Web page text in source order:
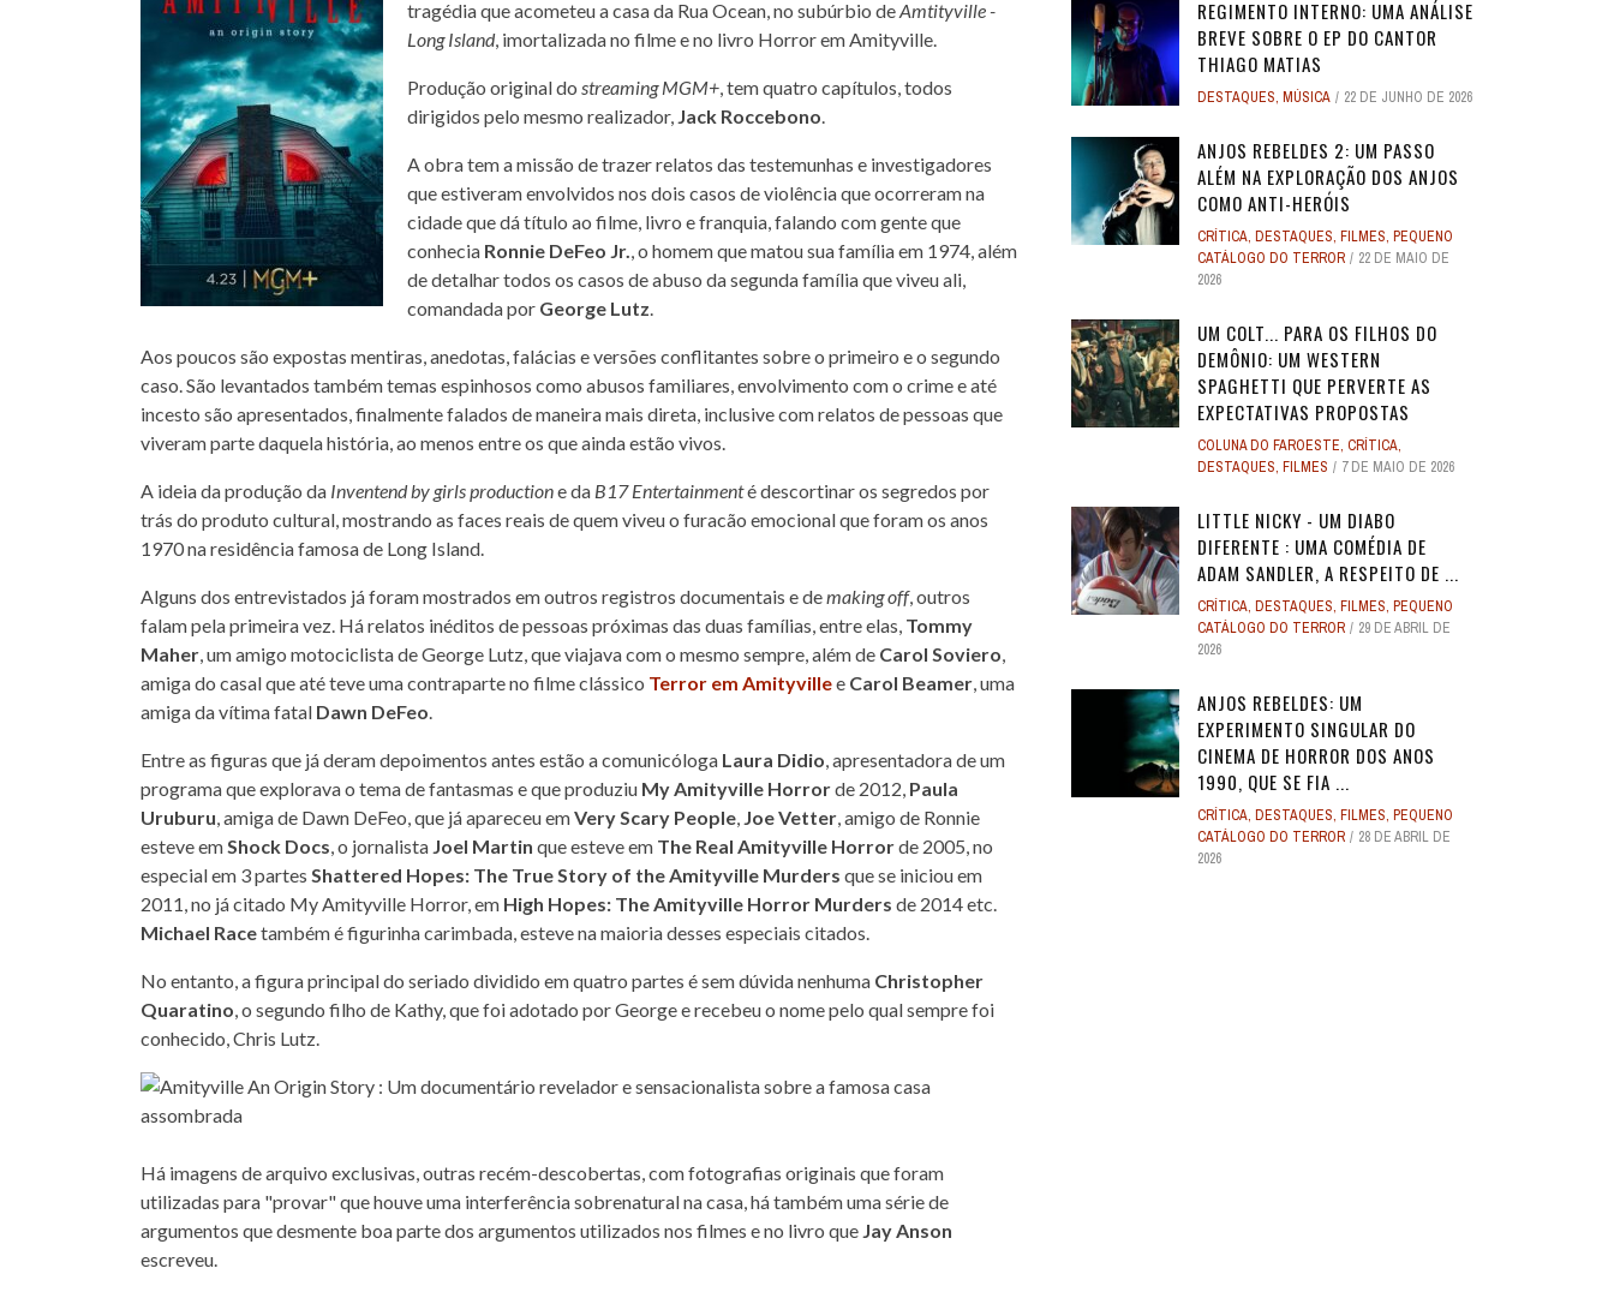
tragédia que acometeu a casa da Rua Ocean, no subúrbio deAmtityville -
Long Island, imortalizada no filme e no livro Horror em Amityville.
Produção original do streaming MGM+, tem quatro capítulos, todos
dirigidos pelo mesmo realizador, Jack Roccebono.
A obra tem a missão de trazer relatos das testemunhas e investigadores
que estiveram envolvidos nos dois casos de violência que ocorreram na
cidade que dá título ao filme, livro e franquia, falando com gente que
conhecia Ronnie DeFeo Jr., o homem que matou sua família em 1974, além
de detalhar todos os casos de abuso da segunda família que viveu ali,
comandada por George Lutz.
Aos poucos são expostas mentiras, anedotas, falácias e versões conflitantes sobre o primeiro e o segundo
caso. São levantados também temas espinhosos como abusos familiares, envolvimento com o crime e até
incesto são apresentados, finalmente falados de maneira mais direta, inclusive com relatos de pessoas que
viveram parte daquela história, ao menos entre os que ainda estão vivos.
A ideia da produção da Inventend by girls productione da B17 Entertainmenté descortinar os segredos por
trás do produto cultural, mostrando as faces reais de quem viveu o furacão emocional que foram os anos
1970 na residência famosa de Long Island.
Alguns dos entrevistados já foram mostrados em outros registros documentais e demaking off, outros
falam pela primeira vez. Há relatos inéditos de pessoas próximas das duas famílias, entre elas, Tommy
Maher, um amigo motociclista de George Lutz, que viajava com o mesmo sempre, além de Carol Soviero,
amiga do casal que até teve uma contraparte no filme clássico Terror em Amityvillee Carol Beamer, uma
amiga da vítima fatal Dawn DeFeo.
Entre as figuras que já deram depoimentos antes estão a comunicóloga Laura Didio, apresentadora de um
programa que explorava o tema de fantasmas e que produziu My Amityville Horrorde 2012, Paula
Uruburu, amiga de Dawn DeFeo, que já apareceu emVery Scary People, Joe Vetter, amigo de Ronnie
esteve emShock Docs, o jornalista Joel Martin que esteve em The Real Amityville Horrorde 2005, no
especial em 3 partes Shattered Hopes: The True Story of the Amityville Murders que se iniciou em
2011, no já citado My Amityville Horror, em High Hopes: The Amityville Horror Murders de 2014 etc.
Michael Racetambém é figurinha carimbada, esteve na maioria desses especiais citados.
No entanto, a figura principal do seriado dividido em quatro partes é sem dúvida nenhuma Christopher
Quaratino, o segundo filho de Kathy, que foi adotado por George e recebeu o nome pelo qual sempre foi
conhecido, Chris Lutz.
Há imagens de arquivo exclusivas, outras recém-descobertas, com fotografias originais que foram
utilizadas para "provar" que houve uma interferência sobrenatural na casa, há também uma série de
argumentos que desmente boa parte dos argumentos utilizados nos filmes e no livro que Jay Anson
escreveu.
REGIMENTO INTERNO: UMA ANÁLISE
BREVE SOBRE O EP DO CANTOR
THIAGO MATIAS
DESTAQUES, MÚSICA 22 DE JUNHO DE 2026
ANJOS REBELDES 2: UM PASSO
ALÉM NA EXPLORAÇÃO DOS ANJOS
COMO ANTI-HERÓIS
CRÍTICA, DESTAQUES, FILMES, PEQUENO
CATÁLOGO DO TERROR
22 DE MAIO DE
2026
UM COLT... PARA OS FILHOS DO
DEMÔNIO: UM WESTERN
SPAGHETTI QUE PERVERTE AS
EXPECTATIVAS PROPOSTAS
COLUNA DO FAROESTE, CRÍTICA,
DESTAQUES, FILMES 7 DE MAIO DE 2026
LITTLE NICKY - UM DIABO
DIFERENTE : UMA COMÉDIA DE
ADAM SANDLER, A RESPEITO DE ...
CRÍTICA, DESTAQUES, FILMES, PEQUENO
CATÁLOGO DO TERROR
29 DE ABRIL DE
2026
ANJOS REBELDES: UM
EXPERIMENTO SINGULAR DO
CINEMA DE HORROR DOS ANOS
1990, QUE SE FIA ...
CRÍTICA, DESTAQUES, FILMES, PEQUENO
CATÁLOGO DO TERROR
28 DE ABRIL DE
2026